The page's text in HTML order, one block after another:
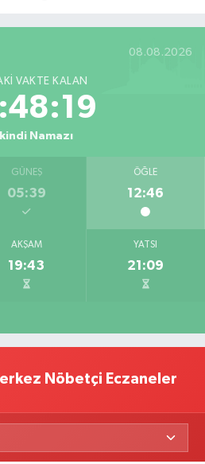
08.08.2026
VAKTE KALAN
İkindi Namazı
GÜNEŞ
05:39
ÖĞLE
12:46
AKŞAM
19:43
YATSI
21:09
Nöbetçi Eczaneler